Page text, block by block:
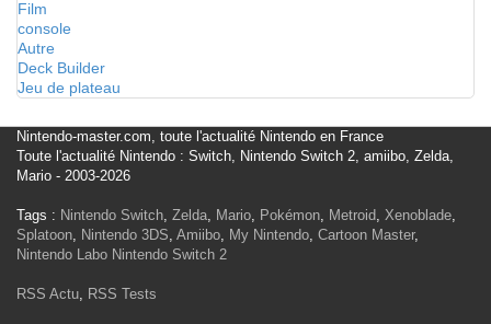
Film
console
Autre
Deck Builder
Jeu de plateau
Nintendo-master.com, toute l'actualité Nintendo en France
Toute l'actualité Nintendo : Switch, Nintendo Switch 2, amiibo, Zelda,
Mario - 2003-2026
Tags : Nintendo Switch, Zelda, Mario, Pokémon, Metroid, Xenoblade,
Splatoon, Nintendo 3DS, Amiibo, My Nintendo, Cartoon Master,
Nintendo Labo Nintendo Switch 2
RSS Actu, RSS Tests